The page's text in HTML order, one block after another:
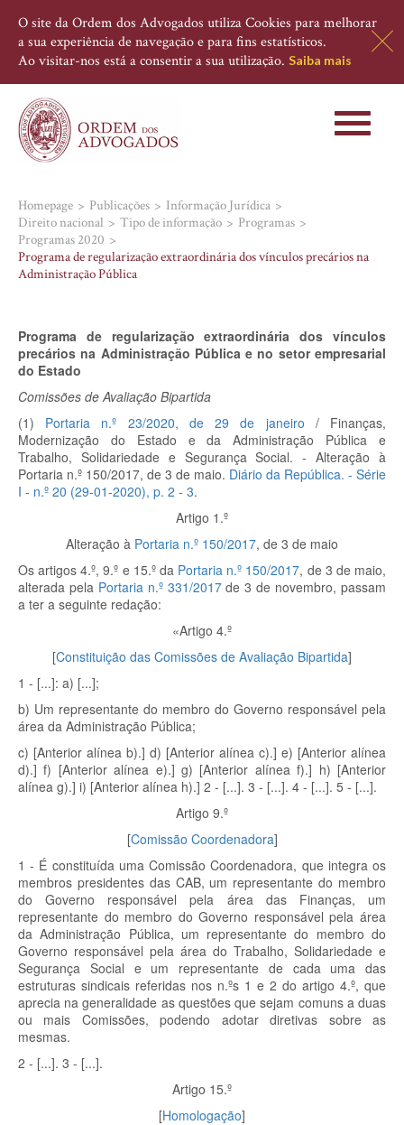
O site da Ordem dos Advogados utiliza Cookies para melhorar
a sua experiência de navegação e para fins estatísticos.
Ao visitar-nos está a consentir a sua utilização. Saiba mais
Toggle
Homepage Publicações
Informação Jurídica
Direito nacional
Tipo de informação
Programas
Programas 2020
Programa de regularização extraordinária dos vínculos precários na
Administração Pública
Programa de regularização extraordinária dos vínculos
precários na Administração Pública e no setor empresarial
do Estado
Comissões de Avaliação Bipartida
(1) Portaria n.º 23/2020, de 29 de janeiro / Finanças,
Modernização do Estado e da Administração Pública e
Trabalho, Solidariedade e Segurança Social. - Alteração à
Portaria n.º 150/2017, de 3 de maio. Diário da República. - Série
I - n.º 20 (29-01-2020), p. 2 - 3.
Artigo 1.º
Alteração à Portaria n.º 150/2017, de 3 de maio
Os artigos 4.º, 9.º e 15.º da Portaria n.º 150/2017, de 3 de maio,
alterada pela Portaria n.º 331/2017 de 3 de novembro, passam
a ter a seguinte redação:
«Artigo 4.º
[Constituição das Comissões de Avaliação Bipartida]
1 - [...]: a) [...];
b) Um representante do membro do Governo responsável pela
área da Administração Pública;
c) [Anterior alínea b).] d) [Anterior alínea c).] e) [Anterior alínea
d).] f) [Anterior alínea e).] g) [Anterior alínea f).] h) [Anterior
alínea g).] i) [Anterior alínea h).] 2 - [...]. 3 - [...]. 4 - [...]. 5 - [...].
Artigo 9.º
[Comissão Coordenadora]
1 - É constituída uma Comissão Coordenadora, que integra os
membros presidentes das CAB, um representante do membro
do Governo responsável pela área das Finanças, um
representante do membro do Governo responsável pela área
da Administração Pública, um representante do membro do
Governo responsável pela área do Trabalho, Solidariedade e
Segurança Social e um representante de cada uma das
estruturas sindicais referidas nos n.ºs 1 e 2 do artigo 4.º, que
aprecia na generalidade as questões que sejam comuns a duas
ou mais Comissões, podendo adotar diretivas sobre as
mesmas.
2 - [...]. 3 - [...].
Artigo 15.º
[Homologação]